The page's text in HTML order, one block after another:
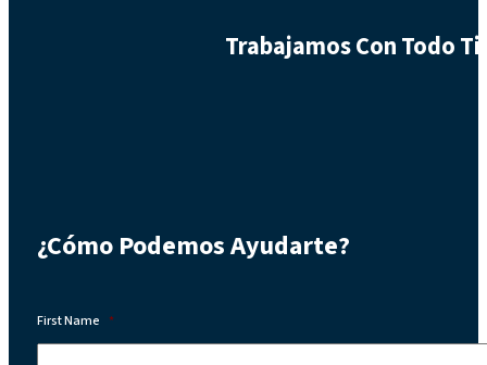
Trabajamos Con Todo
¿Cómo Podemos Ayudarte?
First Name *